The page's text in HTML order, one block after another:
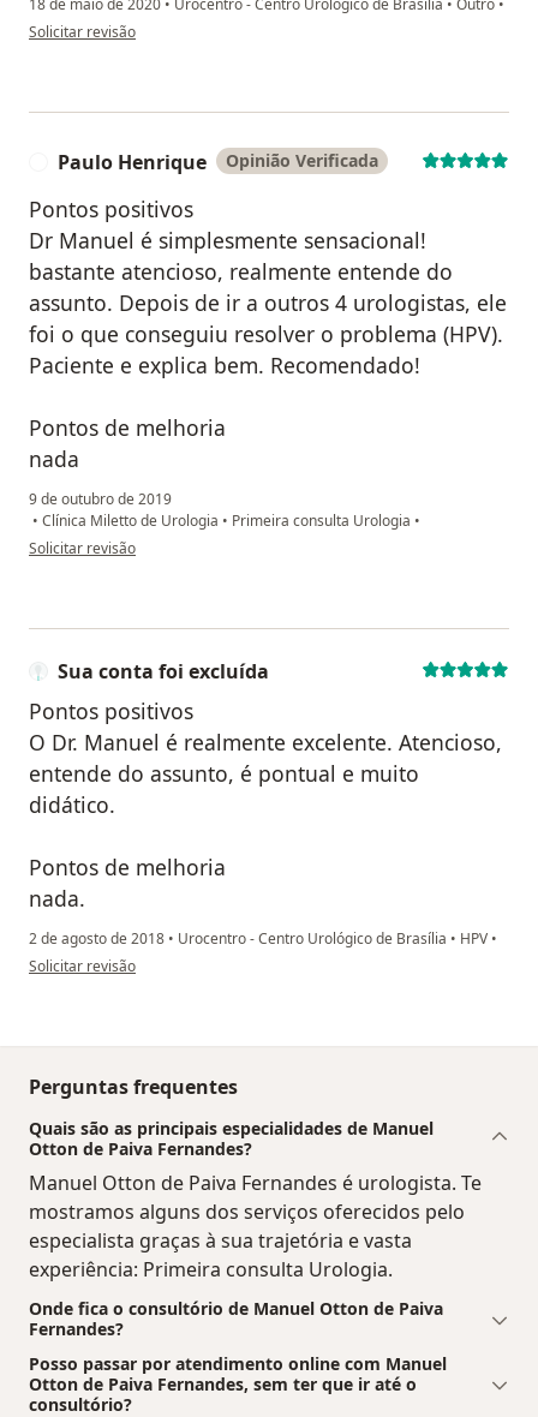
18 de maio de 2020 • Urocentro - Centro Urológico de Brasília • Outro •
na opinião do utilizador Sua conta foi excluída
Solicitar revisão
Paulo Henrique Opinião Verificada
Pontos positivos
Dr Manuel é simplesmente sensacional!
bastante atencioso, realmente entende do
assunto. Depois de ir a outros 4 urologistas, ele
foi o que conseguiu resolver o problema (HPV).
Paciente e explica bem. Recomendado!
Pontos de melhoria
nada
9 de outubro de 2019
• Clínica Miletto de Urologia • Primeira consulta Urologia •
na opinião do utilizador Paulo Henrique
Solicitar revisão
Sua conta foi excluída
Pontos positivos
O Dr. Manuel é realmente excelente. Atencioso,
entende do assunto, é pontual e muito
didático.
Pontos de melhoria
nada.
2 de agosto de 2018 • Urocentro - Centro Urológico de Brasília • HPV •
na opinião do utilizador Sua conta foi excluída
Solicitar revisão
Perguntas frequentes
Quais são as principais especialidades de Manuel
Otton de Paiva Fernandes?
Manuel Otton de Paiva Fernandes é urologista. Te
mostramos alguns dos serviços oferecidos pelo
especialista graças à sua trajetória e vasta
experiência: Primeira consulta Urologia.
Onde fica o consultório de Manuel Otton de Paiva
Fernandes?
Posso passar por atendimento online com Manuel
Otton de Paiva Fernandes, sem ter que ir até o
consultório?